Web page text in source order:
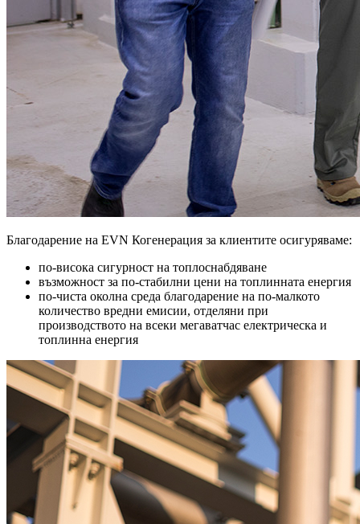
Благодарение на EVN Когенерация за клиентите осигуряваме:
по-висока сигурност на топлоснабдяване
възможност за по-стабилни цени на топлинната енергия
по-чиста околна среда благодарение на по-малкото
количество вредни емисии, отделяни при
производството на всеки мегаватчас електрическа и
топлинна енергия